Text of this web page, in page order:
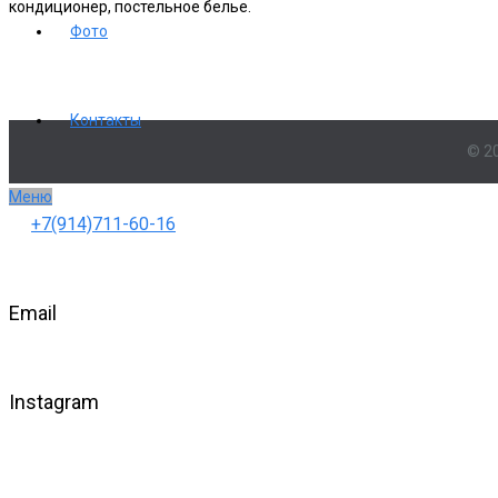
Фото
Контакты
+7(914)711-60-16
Email
Instagram
кондиционер, постельное белье.
©
Меню